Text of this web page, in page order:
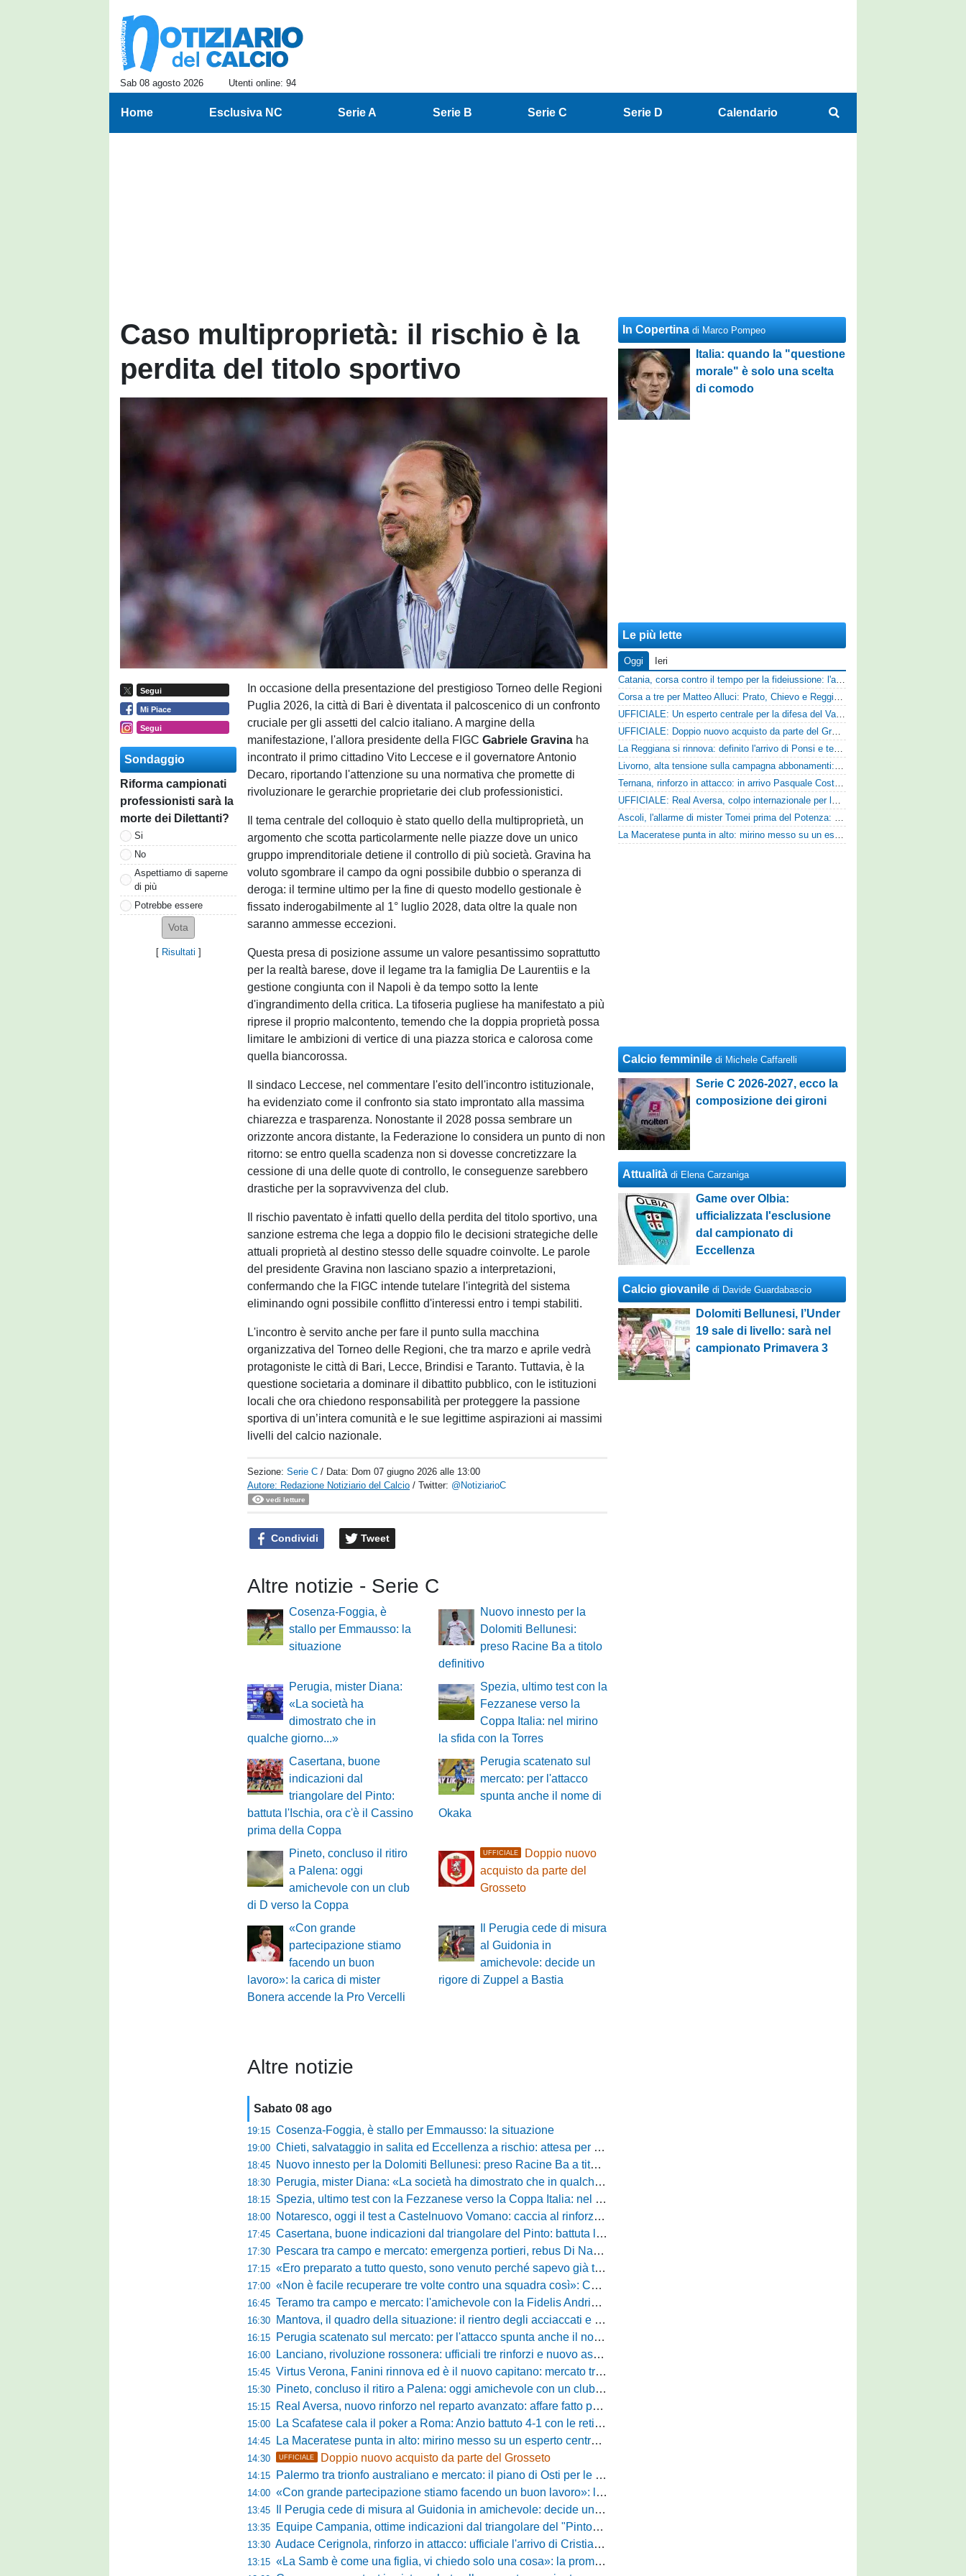
Sab 08 agosto 2026 Utenti online: 94
Home Esclusiva NC Serie A Serie B Serie C Serie D Calendario
Caso multiproprietà: il rischio è la
perdita del titolo sportivo
Segui
Mi Piace
Segui
Sondaggio
Riforma campionati
professionisti sarà la
morte dei Dilettanti?
Si
No
Aspettiamo di saperne
di più
Potrebbe essere
[ Risultati ]
In occasione della presentazione del prestigioso Torneo delle Regioni
Puglia 2026, la città di Bari è diventata il palcoscenico di un confronto
cruciale per gli assetti del calcio italiano. A margine della
manifestazione, l'allora presidente della FIGCGabriele Gravina ha
incontrato il primo cittadino Vito Leccese e il governatore Antonio
Decaro, riportando l'attenzione su una normativa che promette di
rivoluzionare le gerarchie proprietarie dei club professionistici.
Il tema centrale del colloquio è stato quello della multiproprietà, un
argomento che scotta particolarmente nelle piazze dove un unico
gruppo imprenditoriale detiene il controllo di più società. Gravina ha
voluto sgombrare il campo da ogni possibile dubbio o speranza di
deroga: il termine ultimo per la fine di questo modello gestionale è
fissato inderogabilmente al 1° luglio 2028, data oltre la quale non
saranno ammesse eccezioni.
Questa presa di posizione assume un valore pesantissimo soprattutto
per la realtà barese, dove il legame tra la famiglia De Laurentiis e la
gestione congiunta con il Napoli è da tempo sotto la lente
d'ingrandimento della critica. La tifoseria pugliese ha manifestato a più
riprese il proprio malcontento, temendo che la doppia proprietà possa
limitare le ambizioni di vertice di una piazza storica e calorosa come
quella biancorossa.
Il sindaco Leccese, nel commentare l'esito dell'incontro istituzionale,
ha evidenziato come il confronto sia stato improntato alla massima
chiarezza e trasparenza. Nonostante il 2028 possa sembrare un
orizzonte ancora distante, la Federazione lo considera un punto di non
ritorno: se entro quella scadenza non si dovesse concretizzare la
cessione di una delle quote di controllo, le conseguenze sarebbero
drastiche per la sopravvivenza del club.
Il rischio paventato è infatti quello della perdita del titolo sportivo, una
sanzione estrema che lega a doppio filo le decisioni strategiche delle
attuali proprietà al destino stesso delle squadre coinvolte. Le parole
del presidente Gravina non lasciano spazio a interpretazioni,
confermando che la FIGC intende tutelare l'integrità del sistema
eliminando ogni possibile conflitto d'interessi entro i tempi stabiliti.
L'incontro è servito anche per fare il punto sulla macchina
organizzativa del Torneo delle Regioni, che tra marzo e aprile vedrà
protagoniste le città di Bari, Lecce, Brindisi e Taranto. Tuttavia, è la
questione societaria a dominare il dibattito pubblico, con le istituzioni
locali che ora chiedono responsabilità per proteggere la passione
sportiva di un’intera comunità e le sue legittime aspirazioni ai massimi
livelli del calcio nazionale.
Sezione:Serie C / Data: Dom 07 giugno 2026 alle 13:00
Autore: Redazione Notiziario del Calcio / Twitter: @NotiziarioC
vedi letture
Condividi Tweet
Altre notizie - Serie C
Cosenza-Foggia, è
stallo per Emmausso: la
situazione
Nuovo innesto per la
Dolomiti Bellunesi:
preso Racine Ba a titolo
definitivo
Perugia, mister Diana:
«La società ha
dimostrato che in
qualche giorno...»
Spezia, ultimo test con la
Fezzanese verso la
Coppa Italia: nel mirino
la sfida con la Torres
Casertana, buone
indicazioni dal
triangolare del Pinto:
battuta l'Ischia, ora c'è il Cassino
prima della Coppa
Perugia scatenato sul
mercato: per l'attacco
spunta anche il nome di
Okaka
Pineto, concluso il ritiro
a Palena: oggi
amichevole con un club
di D verso la Coppa
UFFICIALE
Doppio nuovo
acquisto da parte del
Grosseto
«Con grande
partecipazione stiamo
facendo un buon
lavoro»: la carica di mister
Bonera accende la Pro Vercelli
Il Perugia cede di misura
al Guidonia in
amichevole: decide un
rigore di Zuppel a Bastia
Altre notizie
Sabato 08 ago
19:15 Cosenza-Foggia, è stallo per Emmausso: la situazione
19:00 Chieti, salvataggio in salita ed Eccellenza a rischio: attesa per i fondi e l'ipotesi Promozione
18:45 Nuovo innesto per la Dolomiti Bellunesi: preso Racine Ba a titolo definitivo
18:30 Perugia, mister Diana: «La società ha dimostrato che in qualche giorno...»
18:15 Spezia, ultimo test con la Fezzanese verso la Coppa Italia: nel mirino la sfida con la Torres
18:00 Notaresco, oggi il test a Castelnuovo Vomano: caccia al rinforzo in attacco tra Giampaolo e Palma
17:45 Casertana, buone indicazioni dal triangolare del Pinto: battuta l'Ischia, ora c'è il Cassino prima della Coppa
17:30 Pescara tra campo e mercato: emergenza portieri, rebus Di Nardo e le manovre del ds Foggia
17:15 «Ero preparato a tutto questo, sono venuto perché sapevo già tutto»: la carica di Nesta al popolo irpino
17:00 «Non è facile recuperare tre volte contro una squadra così»: Calabro promuove il carattere del suo Padova
16:45 Teramo tra campo e mercato: l'amichevole con la Fidelis Andria, le parole di Pelosi e l'idea Conti
16:30 Mantova, il quadro della situazione: il rientro degli acciaccati e le trattative di mercato
16:15 Perugia scatenato sul mercato: per l'attacco spunta anche il nome di Okaka
16:00 Lanciano, rivoluzione rossonera: ufficiali tre rinforzi e nuovo assetto al vertice del club
15:45 Virtus Verona, Fanini rinnova ed è il nuovo capitano: mercato tra colpi esperti e l'addio a Daffara
15:30 Pineto, concluso il ritiro a Palena: oggi amichevole con un club di D verso la Coppa
15:15 Real Aversa, nuovo rinforzo nel reparto avanzato: affare fatto per Della Pietra
15:00 La Scafatese cala il poker a Roma: Anzio battuto 4-1 con le reti di Palmieri, Esposito, Suhs e Maggio
14:45 La Maceratese punta in alto: mirino messo su un esperto centrocampista
14:30 UFFICIALE Doppio nuovo acquisto da parte del Grosseto
14:15 Palermo tra trionfo australiano e mercato: il piano di Osti per le uscite e la suggestione Almena
14:00 «Con grande partecipazione stiamo facendo un buon lavoro»: la carica di mister Bonera accende la Pro Vercelli
13:45 Il Perugia cede di misura al Guidonia in amichevole: decide un rigore di Zuppel a Bastia
13:35 Equipe Campania, ottime indicazioni dal triangolare del "Pinto": il report
13:30 Audace Cerignola, rinforzo in attacco: ufficiale l'arrivo di Cristian Padula dal Torino
13:15 «La Samb è come una figlia, vi chiedo solo una cosa»: la promessa di Vittorio Massi commuove la piazza
In Copertina di Marco Pompeo
Italia: quando la "questione
morale" è solo una scelta
di comodo
Le più lette
Oggi
Ieri
Catania, corsa contro il tempo per la fideiussione: l'annuncio della società e le ragioni dello slittamento
Corsa a tre per Matteo Alluci: Prato, Chievo e Reggina sul centrocampista
UFFICIALE: Un esperto centrale per la difesa del Vado
UFFICIALE: Doppio nuovo acquisto da parte del Grosseto
La Reggiana si rinnova: definito l'arrivo di Ponsi e test con l'Alcione
Livorno, alta tensione sulla campagna abbonamenti: la stoccata della Curva Nord alla società
Ternana, rinforzo in attacco: in arrivo Pasquale Costanzo dalla Paganese
UFFICIALE: Real Aversa, colpo internazionale per la difesa
Ascoli, l'allarme di mister Tomei prima del Potenza: «Mettiamoci l'elmetto, l'obiettivo è la salvezza e non dobbiamo vendere fumo!»
La Maceratese punta in alto: mirino messo su un esperto centrocampista
Calcio femminile di Michele Caffarelli
Serie C 2026-2027, ecco la
composizione dei gironi
Attualità di Elena Carzaniga
Game over Olbia:
ufficializzata l'esclusione
dal campionato di
Eccellenza
Calcio giovanile di Davide Guardabascio
Dolomiti Bellunesi, l’Under
19 sale di livello: sarà nel
campionato Primavera 3